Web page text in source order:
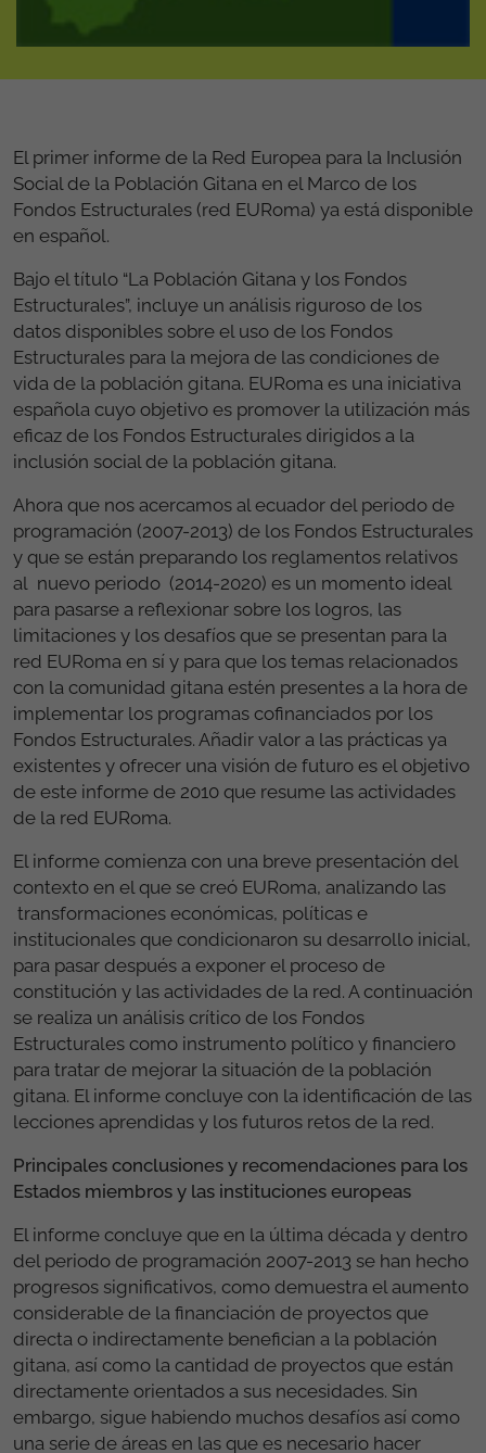
El primer informe de la Red Europea para la Inclusión
Social de la Población Gitana en el Marco de los
Fondos Estructurales (red EURoma) ya está disponible
en español.
Bajo el título “La Población Gitana y los Fondos
Estructurales”, incluye un análisis riguroso de los
datos disponibles sobre el uso de los Fondos
Estructurales para la mejora de las condiciones de
vida de la población gitana. EURoma es una iniciativa
española cuyo objetivo es promover la utilización más
eficaz de los Fondos Estructurales dirigidos a la
inclusión social de la población gitana.
Ahora que nos acercamos al ecuador del periodo de
programación (2007-2013) de los Fondos Estructurales
y que se están preparando los reglamentos relativos
al nuevo periodo (2014-2020) es un momento ideal
para pasarse a reflexionar sobre los logros, las
limitaciones y los desafíos que se presentan para la
red EURoma en sí y para que los temas relacionados
con la comunidad gitana estén presentes a la hora de
implementar los programas cofinanciados por los
Fondos Estructurales. Añadir valor a las prácticas ya
existentes y ofrecer una visión de futuro es el objetivo
de este informe de 2010 que resume las actividades
de la red EURoma.
El informe comienza con una breve presentación del
contexto en el que se creó EURoma, analizando las
transformaciones económicas, políticas e
institucionales que condicionaron su desarrollo inicial,
para pasar después a exponer el proceso de
constitución y las actividades de la red. A continuación
se realiza un análisis crítico de los Fondos
Estructurales como instrumento político y financiero
para tratar de mejorar la situación de la población
gitana. El informe concluye con la identificación de las
lecciones aprendidas y los futuros retos de la red.
Principales conclusiones y recomendaciones para los
Estados miembros y las instituciones europeas
El informe concluye que en la última década y dentro
del periodo de programación 2007-2013 se han hecho
progresos significativos, como demuestra el aumento
considerable de la financiación de proyectos que
directa o indirectamente benefician a la población
gitana, así como la cantidad de proyectos que están
directamente orientados a sus necesidades. Sin
embargo, sigue habiendo muchos desafíos así como
una serie de áreas en las que es necesario hacer